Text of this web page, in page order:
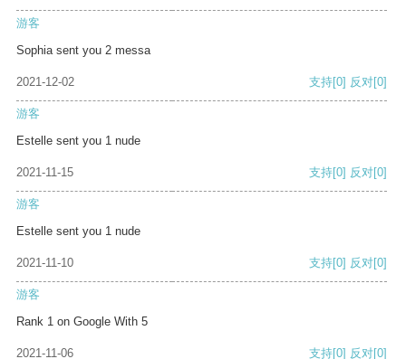
游客
Sophia sent you 2 messa
2021-12-02 支持[0] 反对[0]
游客
Estelle sent you 1 nude
2021-11-15 支持[0] 反对[0]
游客
Estelle sent you 1 nude
2021-11-10 支持[0] 反对[0]
游客
Rank 1 on Google With 5
2021-11-06 支持[0] 反对[0]